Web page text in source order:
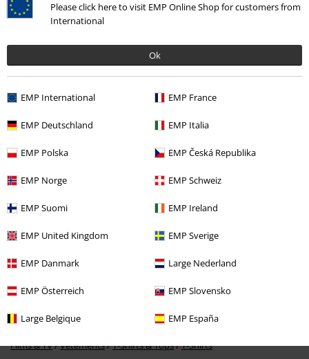
Please click here to visit EMP Online Shop for customers from
International
Ok
EMP International EMP France
EMP Deutschland EMP Italia
EMP Polska EMP Česká Republika
EMP Norge EMP Schweiz
EMP Suomi EMP Ireland
EMP United Kingdom EMP Sverige
EMP Danmark Large Nederland
EMP Österreich EMP Slovensko
Large Belgique EMP España
Dernière visite
Grandes tailles Homme
Promos % Films & TV
Promos % Homme T-Shirts & Tops
Films & TV Grandes tailles
Films & TV Vêtements T-Shirts & Tops T-Shirts